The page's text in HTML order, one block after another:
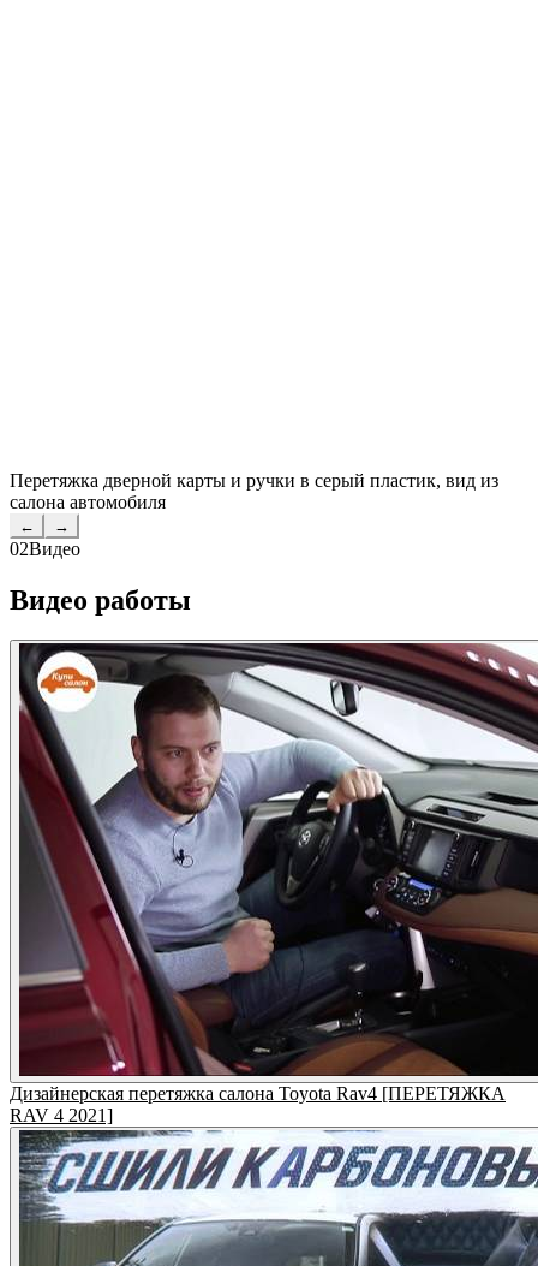
Перетяжка дверной карты и ручки в серый пластик, вид из
салона автомобиля
← →
02Видео
Видео работы
Дизайнерская перетяжка салона Toyota Rav4 [ПЕРЕТЯЖКА
RAV 4 2021]